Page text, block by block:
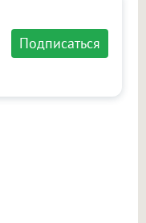
Подписаться